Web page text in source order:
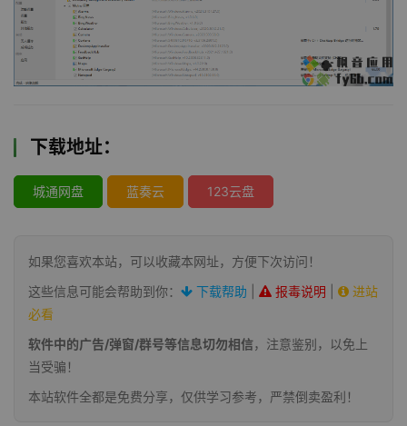
下载地址：
城通网盘 蓝奏云 123云盘
如果您喜欢本站，可以收藏本网址，方便下次访问！
这些信息可能会帮助到你：
下载帮助 报毒说明
进站
必看
软件中的广告/弹窗/群号等信息切勿相信，注意鉴别，以免上
当受骗！
本站软件全都是免费分享，仅供学习参考，严禁倒卖盈利！